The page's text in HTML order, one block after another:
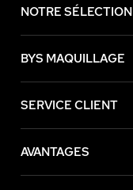
NOTRE SÉLECTION
BYS MAQUILLAGE
SERVICE CLIENT
AVANTAGES